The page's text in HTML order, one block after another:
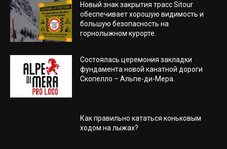
Новый знак закрытия трасс Sitour
обеспечивает хорошую видимость и
большую безопасность на
горнолыжном курорте.
Состоялась церемония закладки
фундамента новой канатной дороги
Скопелло – Альпе-ди-Мера.
Как правильно кататься коньковым
ходом на лыжах?